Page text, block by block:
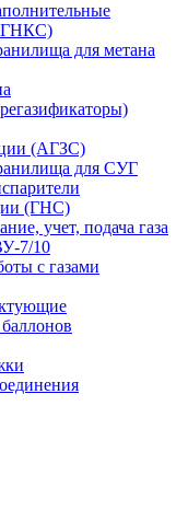
для метана
(АГЗС)
для СУГ
(ГНС)
учет, подача газа
7/10
с газами